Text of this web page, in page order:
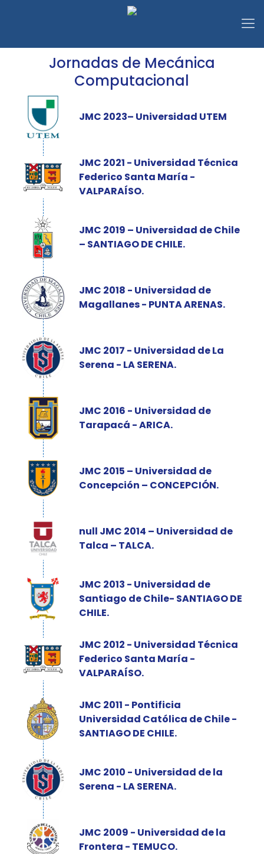
Jornadas de Mecánica
Computacional
JMC 2023– Universidad UTEM
JMC 2021 - Universidad Técnica
Federico Santa María -
VALPARAÍSO.
JMC 2019 – Universidad de Chile
– SANTIAGO DE CHILE.
JMC 2018 - Universidad de
Magallanes - PUNTA ARENAS.
JMC 2017 - Universidad de La
Serena - LA SERENA.
JMC 2016 - Universidad de
Tarapacá - ARICA.
JMC 2015 – Universidad de
Concepción – CONCEPCIÓN.
null JMC 2014 – Universidad de
Talca – TALCA.
JMC 2013 - Universidad de
Santiago de Chile- SANTIAGO DE
CHILE.
JMC 2012 - Universidad Técnica
Federico Santa María -
VALPARAÍSO.
JMC 2011 - Pontificia
Universidad Católica de Chile -
SANTIAGO DE CHILE.
JMC 2010 - Universidad de la
Serena - LA SERENA.
JMC 2009 - Universidad de la
Frontera - TEMUCO.